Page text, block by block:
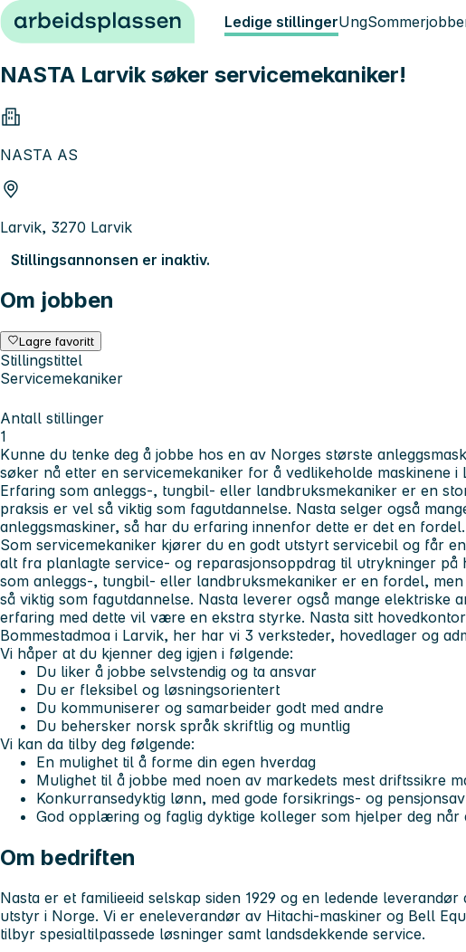
Hopp til innhold Ledige stillingerUng
NASTA Larvik søker servicemekaniker!
NASTA AS
Larvik, 3270 Larvik
Stillingsannonsen er inaktiv.
Om jobben
Lagre favoritt
Stillingstittel
Servicemekaniker
Antall stillinger
1
Kunne du tenke deg å jobbe hos en av Norges største
søker nå etter en servicemekaniker for å vedlikeholde maskinene i
Erfaring som anleggs-, tungbil- eller landbruksmekaniker er en
praksis er vel så viktig som fagutdannelse. Nasta selger også
anleggsmaskiner, så har du erfaring innenfor dette er det en fordel.
Som servicemekaniker kjører du en godt utstyrt servicebil og får
alt fra planlagte service- og reparasjonsoppdrag til utrykninger på
som anleggs-, tungbil- eller landbruksmekaniker er en fordel,
så viktig som fagutdannelse. Nasta leverer også mange elektriske
erfaring med dette vil være en ekstra styrke. Nasta sitt
Bommestadmoa i Larvik, her har vi 3 verksteder, hovedlager og
Vi håper at du kjenner deg igjen i følgende:
Du liker å jobbe selvstendig og ta ansvar
Du er fleksibel og løsningsorientert
Du kommuniserer og samarbeider godt med andre
Du behersker norsk språk skriftlig og muntlig
Vi kan da tilby deg følgende:
En mulighet til å forme din egen hverdag
Mulighet til å jobbe med noen av markedets mest driftssikre
Konkurransedyktig lønn, med gode forsikrings- og
God opplæring og faglig dyktige kolleger som hjelper deg når
Om bedriften
Nasta er et familieeid selskap siden 1929 og en ledende
utstyr i Norge. Vi er eneleverandør av Hitachi-maskiner og Bell
tilbyr spesialtilpassede løsninger samt landsdekkende service.